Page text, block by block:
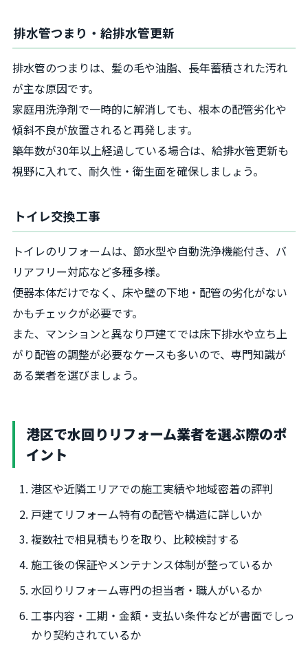
排水管つまり・給排水管更新
排水管のつまりは、髪の毛や油脂、長年蓄積された汚れ
が主な原因です。
家庭用洗浄剤で一時的に解消しても、根本の配管劣化や
傾斜不良が放置されると再発します。
築年数が30年以上経過している場合は、給排水管更新も
視野に入れて、耐久性・衛生面を確保しましょう。
トイレ交換工事
トイレのリフォームは、節水型や自動洗浄機能付き、バ
リアフリー対応など多種多様。
便器本体だけでなく、床や壁の下地・配管の劣化がない
かもチェックが必要です。
また、マンションと異なり戸建てでは床下排水や立ち上
がり配管の調整が必要なケースも多いので、専門知識が
ある業者を選びましょう。
港区で水回りリフォーム業者を選ぶ際のポ
イント
港区や近隣エリアでの施工実績や地域密着の評判
戸建てリフォーム特有の配管や構造に詳しいか
複数社で相見積もりを取り、比較検討する
施工後の保証やメンテナンス体制が整っているか
水回りリフォーム専門の担当者・職人がいるか
工事内容・工期・金額・支払い条件などが書面でしっ
かり契約されているか